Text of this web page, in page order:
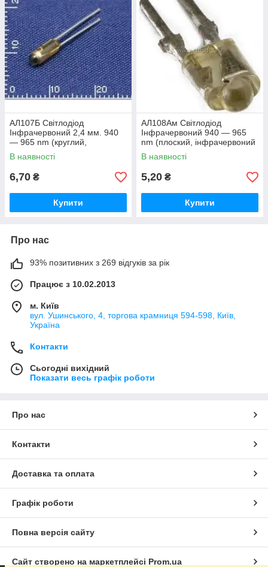
АЛ107Б Світлодіод
Інфрачервоний 2,4 мм. 940
— 965 nm (круглий,
інфрачервоний прозорий),
15°
В наявності
6,70 ₴
Купити
АЛ108Ам Світлодіод
Інфрачервоний 940 — 965
nm (плоский, інфрачервоний
прозорий), 15°
В наявності
5,20 ₴
Купити
Про нас
93% позитивних з 269 відгуків за рік
Працює з 10.02.2013
м. Київ
вул. Ушинського, 4, торгова крамниця 594-598, Київ,
Україна
Контакти
Сьогодні вихідний
Показати весь графік роботи
Про нас
Контакти
Доставка та оплата
Графік роботи
Повна версія сайту
Сайт створено на маркетплейсі Prom.ua